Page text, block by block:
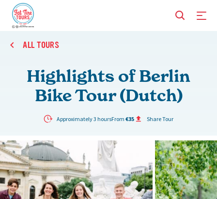
ALL TOURS
Highlights of Berlin
Bike Tour (Dutch)
Approximately 3 hoursFrom €35 Share Tour